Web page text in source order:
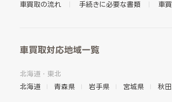
車買取の流れ 手続きに必要な書類 車
車買取対応地域一覧
北海道・東北
北海道
青森県 岩手県 宮城県 秋